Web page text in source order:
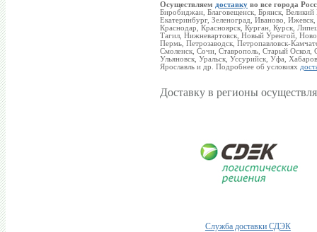
Осуществляем доставку во все города
Биробиджан, Благовещенск, Брянск,
Екатеринбург, Зеленоград, Иваново,
Краснодар, Красноярск, Курган, Курск,
Тагил, Нижневартовск, Новый Уренгой,
Пермь, Петрозаводск, Петропавловск-
Смоленск, Сочи, Ставрополь, Старый Оскол,
Ульяновск, Уральск, Уссурийск, Уфа,
Ярославль и др. Подробнее об условиях
Доставку в регионы
Служба доставки СДЭК